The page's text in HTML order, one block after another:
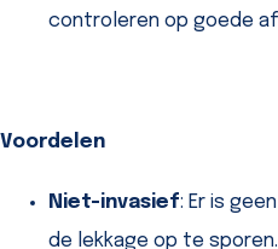
controleren op goede
Voordelen
Niet-invasief: Er is
de lekkage op te sporen.